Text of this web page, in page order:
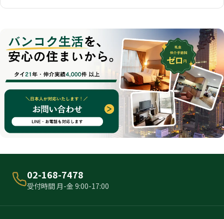
02-168-7478
受付時間 月-金 9:00-17:00